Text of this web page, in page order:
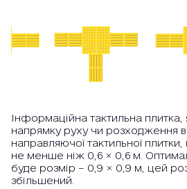
Інформаційна тактильна плитка,
напрямку руху чи розходження в
направляючої тактильної
не менше ніж 0,6 × 0,6 м.
буде розмір – 0,9 × 0,9 м, цей
збільшений.